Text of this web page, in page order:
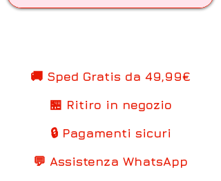
🚚 Sped Gratis da 49,99€
🏪 Ritiro in negozio
🔒 Pagamenti sicuri
💬 Assistenza WhatsApp